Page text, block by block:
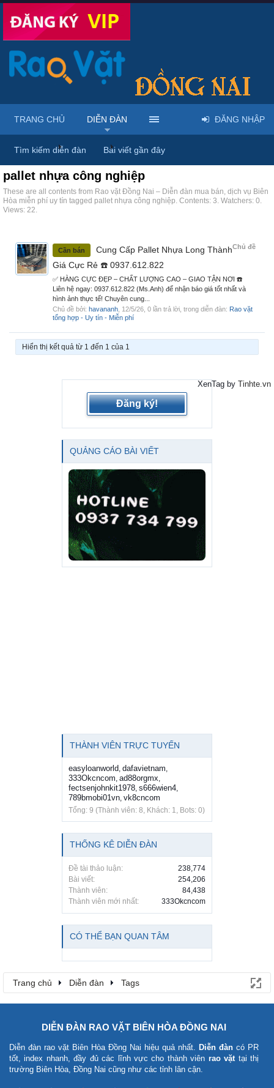
Trang chủ Diễn đàn Tags
pallet nhựa công nghiệp
These are all contents from Rao vặt Đồng Nai – Diễn đàn mua bán, dịch vụ Biên
Hòa miễn phí uy tín tagged pallet nhựa công nghiệp. Contents: 3. Watchers: 0.
Views: 22.
Chủ đề
Cần bán
Cung Cấp Pallet Nhựa Long Thành
Giá Cực Rẻ ☎️ 0937.612.822
✅ HÀNG CỰC ĐẸP – CHẤT LƯỢNG CAO – GIAO TẬN NƠI ☎️
Liên hệ ngay: 0937.612.822 (Ms.Anh) để nhận báo giá tốt nhất và
hình ảnh thực tế! Chuyên cung...
Chủ đề bởi: havananh 12/5/26 , 0 lần trả lời, trong diễn đàn: Rao vặt
tổng hợp - Uy tín - Miễn phí
Hiển thị kết quả từ 1 đến 1 của 1
XenTag by Tinhte.vn
Đăng ký!
QUẢNG CÁO BÀI VIẾT
THÀNH VIÊN TRỰC TUYẾN
easyloanworld, dafavietnam,
333Okcncom, ad88orgmx,
fectsenjohnkit1978, s666wien4,
789bmobi01vn, vk8cncom
Tổng: 9 (Thành viên: 8, Khách: 1, Bots: 0)
THỐNG KÊ DIỄN ĐÀN
Đề tài thảo luận:
238,774
Bài viết:
254,206
Thành viên:
84,438
Thành viên mới nhất:
333Okcncom
CÓ THỂ BẠN QUAN TÂM
Trang chủ Diễn đàn Tags
TRANG CHỦ DIỄN ĐÀN
Tìm kiếm diễn đàn Bài viết gần đây
ĐĂNG NHẬP
DIỄN ĐÀN RAO VẶT BIÊN HÒA ĐỒNG NAI
Diễn đàn rao vặt Biên Hòa Đồng Nai hiệu quả nhất. Diễn đàn có PR
tốt, index nhanh, đầy đủ các lĩnh vực cho thành viên rao vặttại thị
trường Biên Hòa, Đồng Nai cũng như các tỉnh lân cận.